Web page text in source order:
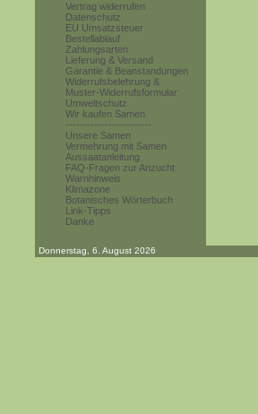
Vertrag widerrufen
Datenschutz
EU Umsatzsteuer
Bestellablauf
Zahlungsarten
Lieferung & Versand
Garantie & Beanstandungen
Widerrufsbelehrung &
Muster-Widerrufsformular
Umweltschutz
Wir kaufen Samen
------------------------
Unsere Samen
Vermehrung mit Samen
Aussaatanleitung
FAQ-Fragen zur Anzucht
Warnhinweis
Klimazone
Botanisches Wörterbuch
Link-Tipps
Danke
Donnerstag, 6. August 2026